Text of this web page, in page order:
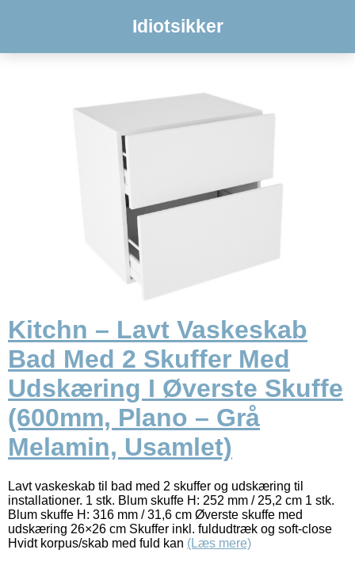
Idiotsikker
Kitchn – Lavt Vaskeskab
Bad Med 2 Skuffer Med
Udskæring I Øverste Skuffe
(600mm, Plano – Grå
Melamin, Usamlet)
Lavt vaskeskab til bad med 2 skuffer og udskæring til
installationer. 1 stk. Blum skuffe H: 252 mm / 25,2 cm 1 stk.
Blum skuffe H: 316 mm / 31,6 cm Øverste skuffe med
udskæring 26×26 cm Skuffer inkl. fuldudtræk og soft-close
Hvidt korpus/skab med fuld kan (Læs mere)